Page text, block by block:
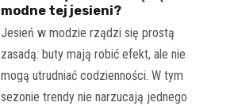
modne tej jesieni?
Jesień w modzie rządzi się prostą
zasadą: buty mają robić efekt, ale nie
mogą utrudniać codzienności. W tym
sezonie trendy nie narzucają jednego